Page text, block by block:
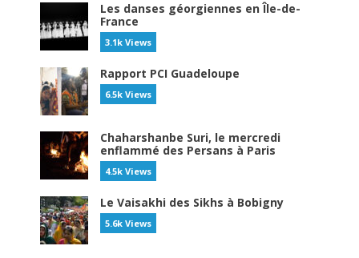
Les danses géorgiennes en Île-de-
France
3.1k Views
Rapport PCI Guadeloupe
6.5k Views
Chaharshanbe Suri, le mercredi
enflammé des Persans à Paris
4.5k Views
Le Vaisakhi des Sikhs à Bobigny
5.6k Views